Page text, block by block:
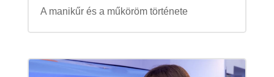
A manikűr és a műköröm története